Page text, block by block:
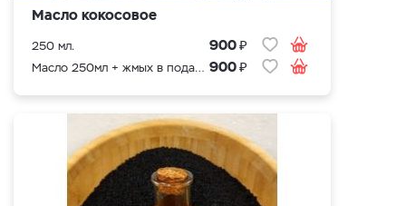
Масло кокосовое
250 мл. 900₽
Масло 250мл + жмых в подарок 900₽